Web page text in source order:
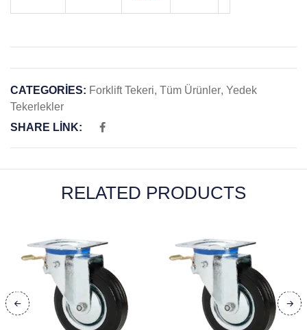
CATEGORIES: Forklift Tekeri, Tüm Ürünler, Yedek
Tekerlekler
SHARE LINK:
RELATED PRODUCTS